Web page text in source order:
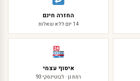
החזרה חינם
14 יום ללא שאלות
איסוף עצמי
רמת גן · ז'בוטינסקי 93